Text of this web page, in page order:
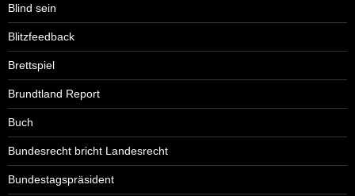
Blind sein
Blitzfeedback
Brettspiel
Brundtland Report
Buch
Bundesrecht bricht Landesrecht
Bundestagspräsident